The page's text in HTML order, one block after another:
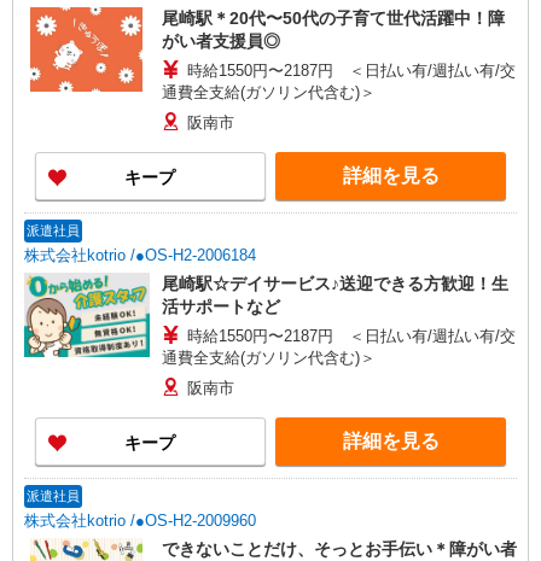
尾崎駅＊20代〜50代の子育て世代活躍中！障
がい者支援員◎
時給1550円〜2187円 ＜日払い有/週払い有/交
通費全支給(ガソリン代含む)＞
阪南市
キープ 詳細を見る
派遣社員
株式会社kotrio /●OS-H2-2006184
尾崎駅☆デイサービス♪送迎できる方歓迎！生
活サポートなど
時給1550円〜2187円 ＜日払い有/週払い有/交
通費全支給(ガソリン代含む)＞
阪南市
キープ 詳細を見る
派遣社員
株式会社kotrio /●OS-H2-2009960
できないことだけ、そっとお手伝い＊障がい者